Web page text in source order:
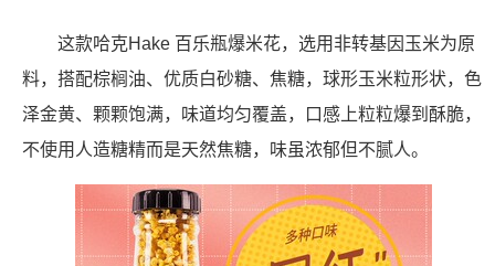
这款哈克Hake 百乐瓶爆米花，选用非转基因玉米为原
料，搭配棕榈油、优质白砂糖、焦糖，球形玉米粒形状，色
泽金黄、颗颗饱满，味道均匀覆盖，口感上粒粒爆到酥脆，
不使用人造糖精而是天然焦糖，味虽浓郁但不腻人。